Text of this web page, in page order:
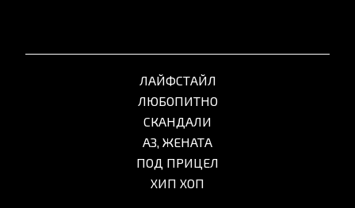
ЛАЙФСТАЙЛ
ЛЮБОПИТНО
СКАНДАЛИ
АЗ, ЖЕНАТА
ПОД ПРИЦЕЛ
ХИП ХОП